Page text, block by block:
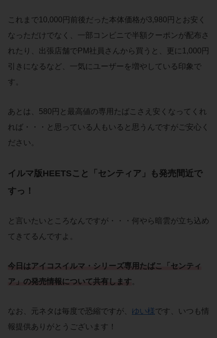
これまで10,000円前後だった本体価格が3,980円とお安く
なっただけでなく、一部コンビニで半額クーポンが配布さ
れたり、出張店舗でPM社員さんから買うと、更に1,000円
引きになるなど、一気にユーザーを増やしている印象で
す。
あとは、580円と最高値の専用たばこさえ安くなってくれ
れば・・・と思っている人もいると思うんですがご安心く
ださい。
イルマ版HEETSこと「センティア」も発売間近で
すっ！
と言いたいところなんですが・・・何やら暗雲が立ち込め
てきてるんですよ。
今日はアイコスイルマ ・シリーズ専用たばこ 「 センティ
ア 」の発売情報について共有 します
なお、元ネタは毎度で恐縮ですが、 ゆい様です、いつも情
報提供ありがとうございます！